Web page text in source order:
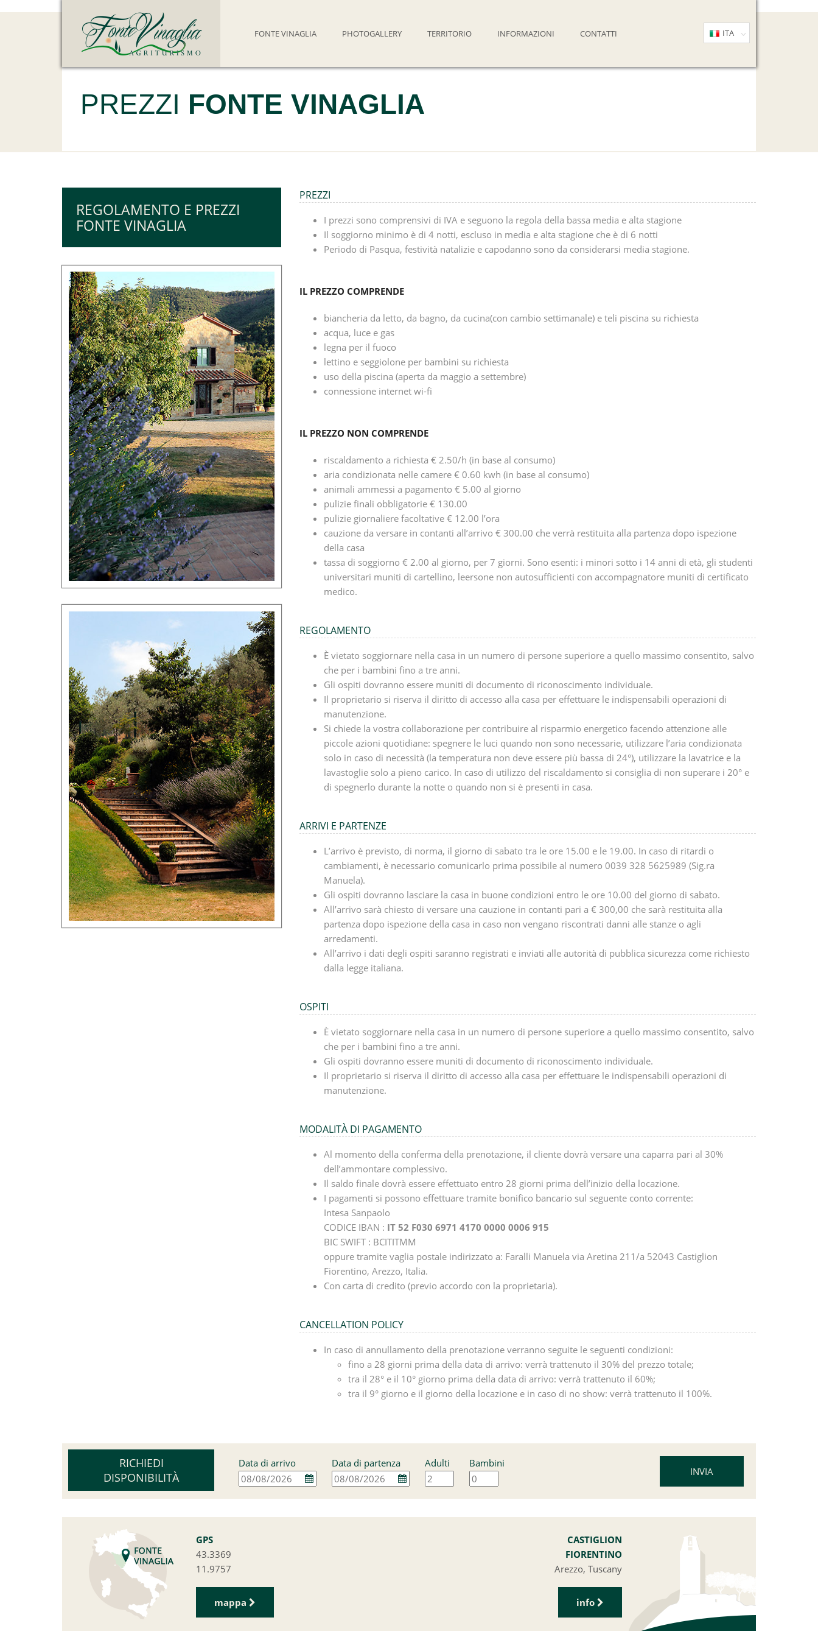
FONTE VINAGLIA PHOTOGALLERY TERRITORIO INFORMAZIONI CONTATTI
ITA
PREZZI FONTE VINAGLIA
REGOLAMENTO E PREZZI
FONTE VINAGLIA
PREZZI
I prezzi sono comprensivi di IVA e seguono la regola della bassa media e alta stagione
Il soggiorno minimo è di 4 notti, escluso in media e alta stagione che è di 6 notti
Periodo di Pasqua, festività natalizie e capodanno sono da considerarsi media stagione.
IL PREZZO COMPRENDE
biancheria da letto, da bagno, da cucina(con cambio settimanale) e teli piscina su richiesta
acqua, luce e gas
legna per il fuoco
lettino e seggiolone per bambini su richiesta
uso della piscina (aperta da maggio a settembre)
connessione internet wi-fi
IL PREZZO NON COMPRENDE
riscaldamento a richiesta € 2.50/h (in base al consumo)
aria condizionata nelle camere € 0.60 kwh (in base al consumo)
animali ammessi a pagamento € 5.00 al giorno
pulizie finali obbligatorie € 130.00
pulizie giornaliere facoltative € 12.00 l’ora
cauzione da versare in contanti all’arrivo € 300.00 che verrà restituita alla partenza dopo ispezione
della casa
tassa di soggiorno € 2.00 al giorno, per 7 giorni. Sono esenti: i minori sotto i 14 anni di età, gli studenti
universitari muniti di cartellino, leersone non autosufficienti con accompagnatore muniti di certificato
medico.
REGOLAMENTO
È vietato soggiornare nella casa in un numero di persone superiore a quello massimo consentito, salvo
che per i bambini fino a tre anni.
Gli ospiti dovranno essere muniti di documento di riconoscimento individuale.
Il proprietario si riserva il diritto di accesso alla casa per effettuare le indispensabili operazioni di
manutenzione.
Si chiede la vostra collaborazione per contribuire al risparmio energetico facendo attenzione alle
piccole azioni quotidiane: spegnere le luci quando non sono necessarie, utilizzare l’aria condizionata
solo in caso di necessità (la temperatura non deve essere più bassa di 24°), utilizzare la lavatrice e la
lavastoglie solo a pieno carico. In caso di utilizzo del riscaldamento si consiglia di non superare i 20° e
di spegnerlo durante la notte o quando non si è presenti in casa.
ARRIVI E PARTENZE
L’arrivo è previsto, di norma, il giorno di sabato tra le ore 15.00 e le 19.00. In caso di ritardi o
cambiamenti, è necessario comunicarlo prima possibile al numero 0039 328 5625989 (Sig.ra
Manuela).
Gli ospiti dovranno lasciare la casa in buone condizioni entro le ore 10.00 del giorno di sabato.
All’arrivo sarà chiesto di versare una cauzione in contanti pari a € 300,00 che sarà restituita alla
partenza dopo ispezione della casa in caso non vengano riscontrati danni alle stanze o agli
arredamenti.
All’arrivo i dati degli ospiti saranno registrati e inviati alle autorità di pubblica sicurezza come richiesto
dalla legge italiana.
OSPITI
È vietato soggiornare nella casa in un numero di persone superiore a quello massimo consentito, salvo
che per i bambini fino a tre anni.
Gli ospiti dovranno essere muniti di documento di riconoscimento individuale.
Il proprietario si riserva il diritto di accesso alla casa per effettuare le indispensabili operazioni di
manutenzione.
MODALITÀ DI PAGAMENTO
Al momento della conferma della prenotazione, il cliente dovrà versare una caparra pari al 30%
dell’ammontare complessivo.
Il saldo finale dovrà essere effettuato entro 28 giorni prima dell’inizio della locazione.
I pagamenti si possono effettuare tramite bonifico bancario sul seguente conto corrente:
Intesa Sanpaolo
CODICE IBAN : IT 52 F030 6971 4170 0000 0006 915
BIC SWIFT : BCITITMM
oppure tramite vaglia postale indirizzato a: Faralli Manuela via Aretina 211/a 52043 Castiglion
Fiorentino, Arezzo, Italia.
Con carta di credito (previo accordo con la proprietaria).
CANCELLATION POLICY
In caso di annullamento della prenotazione verranno seguite le seguenti condizioni:
fino a 28 giorni prima della data di arrivo: verrà trattenuto il 30% del prezzo totale;
tra il 28° e il 10° giorno prima della data di arrivo: verrà trattenuto il 60%;
tra il 9° giorno e il giorno della locazione e in caso di no show: verrà trattenuto il 100%.
RICHIEDI
DISPONIBILITÀ
Data di arrivo Data di partenza Adulti Bambini
GPS
43.3369
11.9757
mappa
CASTIGLION
FIORENTINO
Arezzo, Tuscany
info